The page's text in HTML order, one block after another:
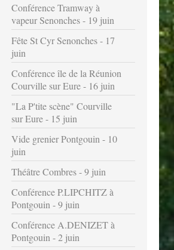
Conférence Tramway à
vapeur Senonches - 19 juin
Fête St Cyr Senonches - 17
juin
Conférence île de la Réunion
Courville sur Eure - 16 juin
"La P'tite scène" Courville
sur Eure - 15 juin
Vide grenier Pontgouin - 10
juin
Théâtre Combres - 9 juin
Conférence P.LIPCHITZ à
Pontgouin - 9 juin
Conférence A.DENIZET à
Pontgouin - 2 juin